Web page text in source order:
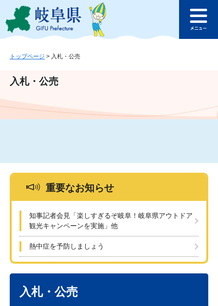
ジ
ュ
文
このページの本文へ
ュ
トップページ > 入札・公売
入札・公売
重要なお知らせ
知事記者会見「楽しすぎるぞ岐阜！岐阜県アウトドア
観光キャンペーンを実施」他
熱中症を予防しましょう
入札・公売